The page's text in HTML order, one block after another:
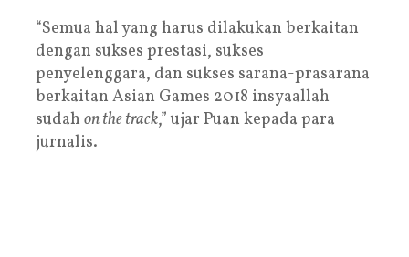
“Semua hal yang harus dilakukan berkaitan
dengan sukses prestasi, sukses
penyelenggara, dan sukses sarana-prasarana
berkaitan Asian Games 2018 insyaallah
sudah on the track,” ujar Puan kepada para
jurnalis.